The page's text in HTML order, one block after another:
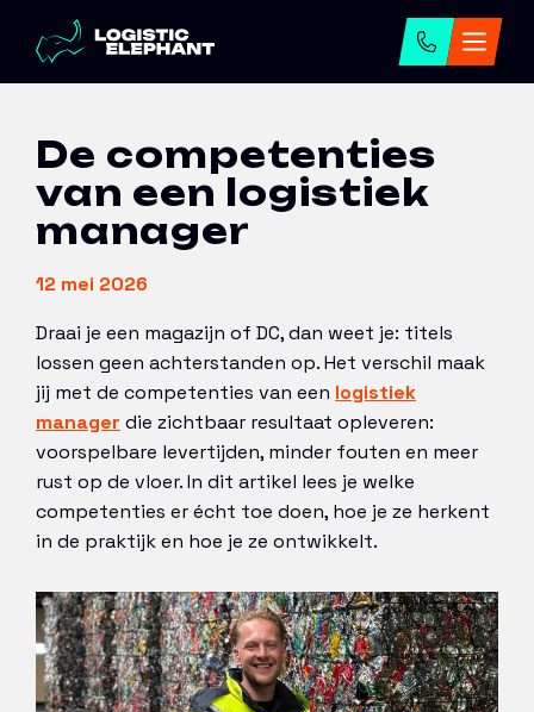
Home →Artikelen
De competenties van een
logistiek manager
De competenties
van een logistiek
manager
12 mei 2026
Draai je een magazijn of DC, dan weet je: titels
lossen geen achterstanden op. Het verschil maak
jij met de competenties van een logistiek
manager die zichtbaar resultaat opleveren:
voorspelbare levertijden, minder fouten en meer
rust op de vloer. In dit artikel lees je welke
competenties er écht toe doen, hoe je ze herkent
in de praktijk en hoe je ze ontwikkelt.